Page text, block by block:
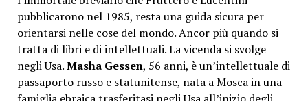
pubblicarono nel 1985, resta una guida sicura per
orientarsi nelle cose del mondo. Ancor più quando si
tratta di libri e di intellettuali. La vicenda si svolge
negli Usa.Masha Gessen, 56 anni, è un’intellettuale di
passaporto russo e statunitense, nata a Mosca in una